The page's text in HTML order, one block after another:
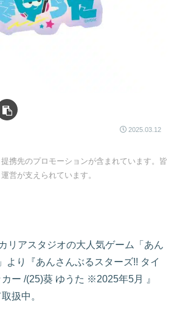
2025.03.12
携先のプロモーションが含まれています。皆
営が支えられています。
リアスタジオの大人気ゲーム「あん
より『あんさんぶるスターズ!! タイ
ー /(25)葵 ゆうた ※2025年5月
』
扱中。